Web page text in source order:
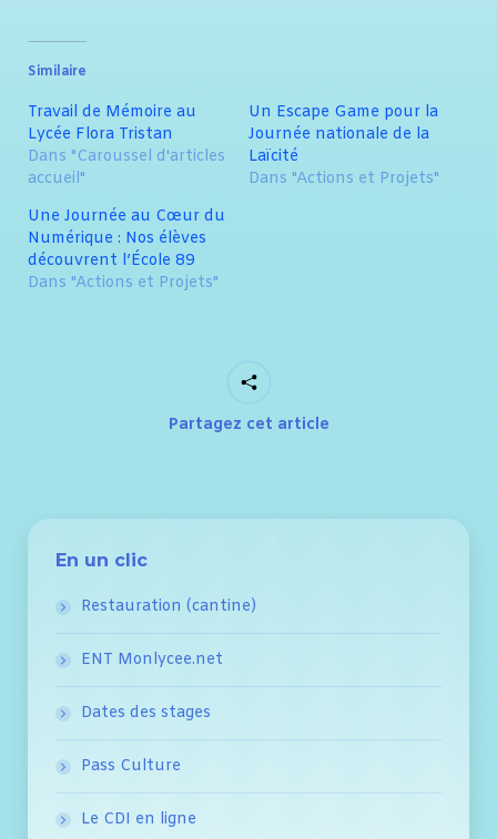
Similaire
Travail de Mémoire au
Lycée Flora Tristan
Dans "Caroussel d'articles
accueil"
Un Escape Game pour la
Journée nationale de la
Laïcité
Dans "Actions et Projets"
Une Journée au Cœur du
Numérique : Nos élèves
découvrent l’École 89
Dans "Actions et Projets"
Partagez cet article
En un clic
Restauration (cantine)
ENT Monlycee.net
Dates des stages
Pass Culture
Le CDI en ligne